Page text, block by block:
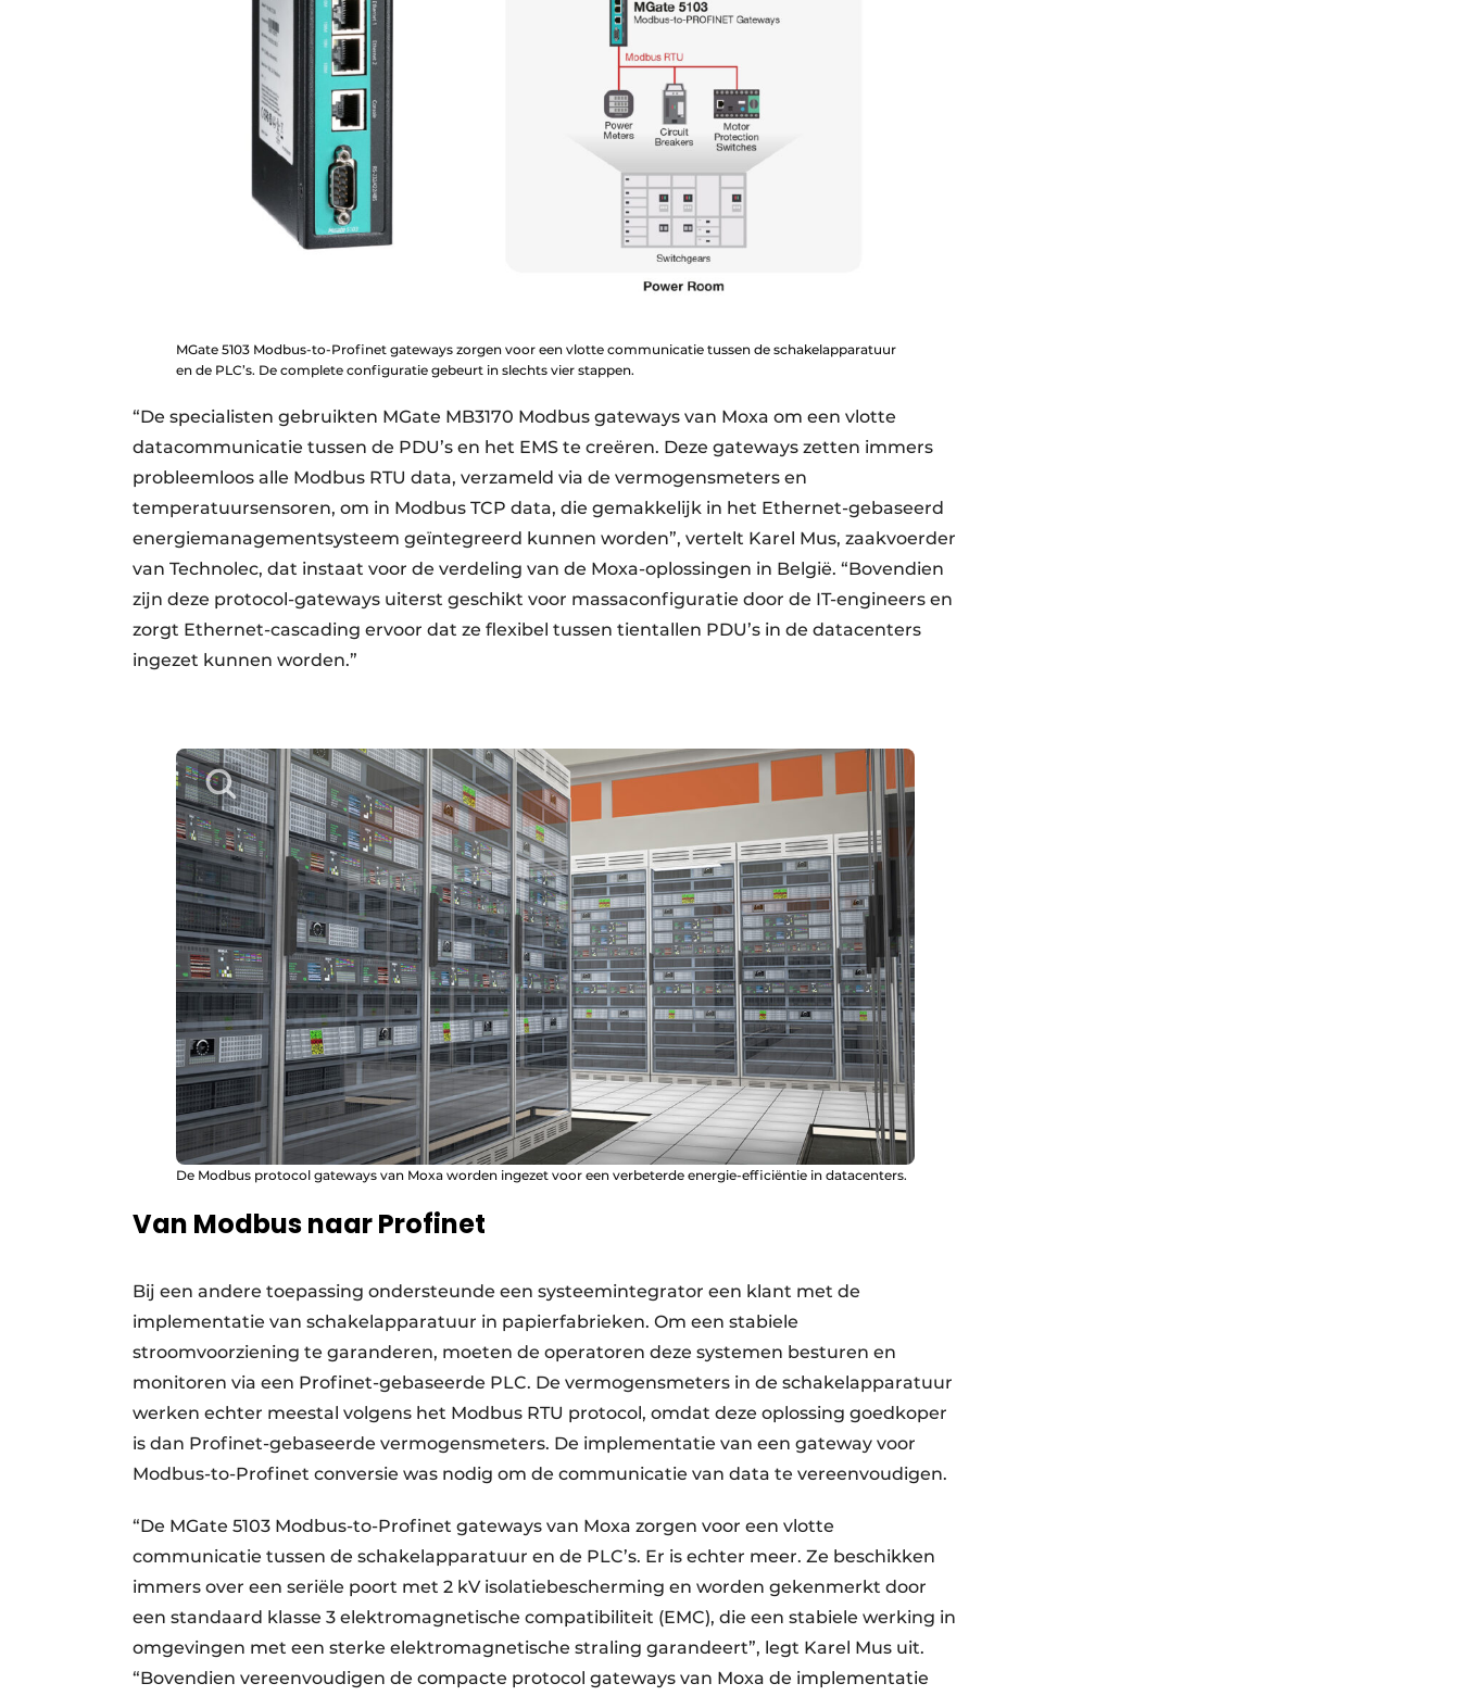
MGate 5103 Modbus-to-Profinet gateways zorgen voor een vlotte communicatie tussen de schakelapparatuur
en de PLC’s. De complete configuratie gebeurt in slechts vier stappen.
“De specialisten gebruikten MGate MB3170 Modbus gateways van Moxa om een vlotte
datacommunicatie tussen de PDU’s en het EMS te creëren. Deze gateways zetten immers
probleemloos alle Modbus RTU data, verzameld via de vermogensmeters en
temperatuursensoren, om in Modbus TCP data, die gemakkelijk in het Ethernet-gebaseerd
energiemanagementsysteem geïntegreerd kunnen worden”, vertelt Karel Mus, zaakvoerder
van Technolec, dat instaat voor de verdeling van de Moxa-oplossingen in België. “Bovendien
zijn deze protocol-gateways uiterst geschikt voor massaconfiguratie door de IT-engineers en
zorgt Ethernet-cascading ervoor dat ze flexibel tussen tientallen PDU’s in de datacenters
ingezet kunnen worden.”
De Modbus protocol gateways van Moxa worden ingezet voor een verbeterde energie-efficiëntie in datacenters.
Van Modbus naar Profinet
Bij een andere toepassing ondersteunde een systeemintegrator een klant met de
implementatie van schakelapparatuur in papierfabrieken. Om een stabiele
stroomvoorziening te garanderen, moeten de operatoren deze systemen besturen en
monitoren via een Profinet-gebaseerde PLC. De vermogensmeters in de schakelapparatuur
werken echter meestal volgens het Modbus RTU protocol, omdat deze oplossing goedkoper
is dan Profinet-gebaseerde vermogensmeters. De implementatie van een gateway voor
Modbus-to-Profinet conversie was nodig om de communicatie van data te vereenvoudigen.
“De MGate 5103 Modbus-to-Profinet gateways van Moxa zorgen voor een vlotte
communicatie tussen de schakelapparatuur en de PLC’s. Er is echter meer. Ze beschikken
immers over een seriële poort met 2 kV isolatiebescherming en worden gekenmerkt door
een standaard klasse 3 elektromagnetische compatibiliteit (EMC), die een stabiele werking in
omgevingen met een sterke elektromagnetische straling garandeert”, legt Karel Mus uit.
“Bovendien vereenvoudigen de compacte protocol gateways van Moxa de implementatie